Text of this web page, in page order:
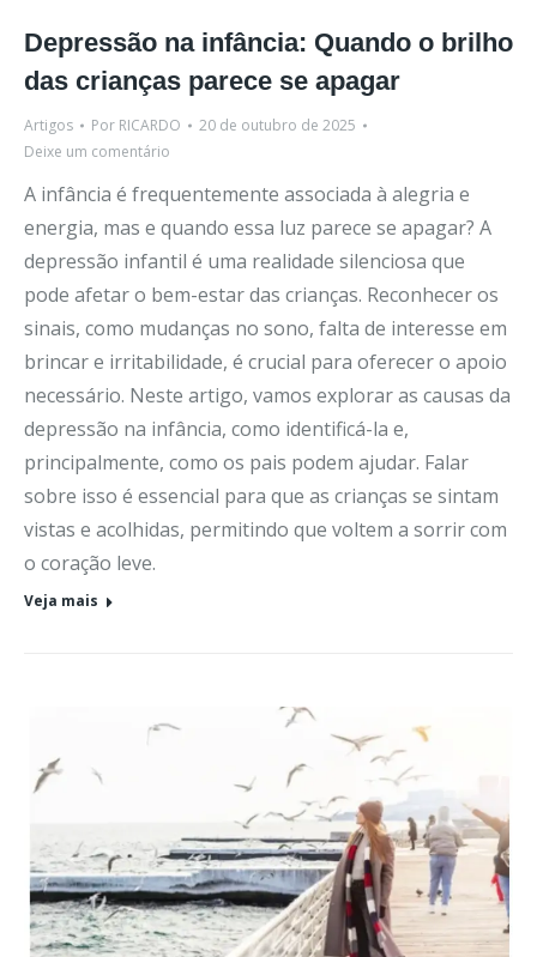
Depressão na infância: Quando o brilho
das crianças parece se apagar
Artigos Por RICARDO
20 de outubro de 2025
Deixe um comentário
A infância é frequentemente associada à alegria e
energia, mas e quando essa luz parece se apagar? A
depressão infantil é uma realidade silenciosa que
pode afetar o bem-estar das crianças. Reconhecer os
sinais, como mudanças no sono, falta de interesse em
brincar e irritabilidade, é crucial para oferecer o apoio
necessário. Neste artigo, vamos explorar as causas da
depressão na infância, como identificá-la e,
principalmente, como os pais podem ajudar. Falar
sobre isso é essencial para que as crianças se sintam
vistas e acolhidas, permitindo que voltem a sorrir com
o coração leve.
Veja mais